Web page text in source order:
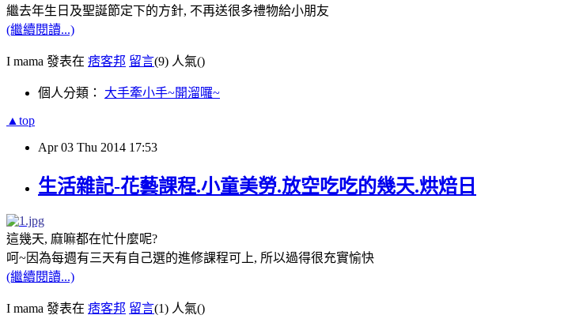
繼去年生日及聖誕節定下的方針, 不再送很多禮物給小朋友
(繼續閱讀...)
I mama 發表在 痞客邦 留言(9) 人氣()
個人分類： 大手牽小手~開溜囉~
▲top
Apr 03 Thu 2014 17:53
生活雜記-花藝課程.小童美勞.放空吃吃的幾天.烘焙日
這幾天, 麻嘛都在忙什麼呢?
呵~因為每週有三天有自己選的進修課程可上, 所以過得很充實愉快
(繼續閱讀...)
I mama 發表在 痞客邦 留言(1) 人氣()